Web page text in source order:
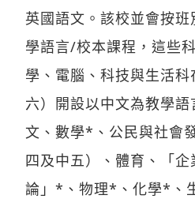
英國語文。該校並會按
學語言/校本課程，這些
學、電腦、科技與生活
六）開設以中文為教學
文、數學*、公民與社會
四及中五）、體育、「
論」*、物理*、化學*、